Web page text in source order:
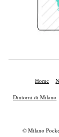
Home
Dintorni di Milano
© Milano